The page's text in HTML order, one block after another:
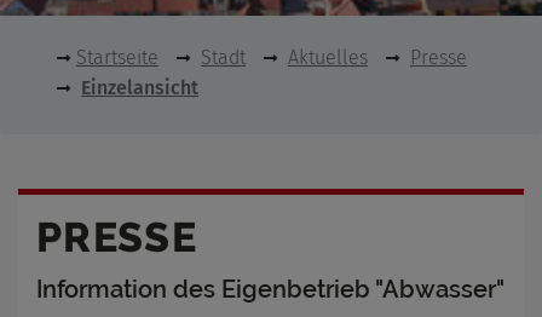
Startseite Stadt Aktuelles
Presse
Einzelansicht
PRESSE
Information des Eigenbetrieb "Abwasser"